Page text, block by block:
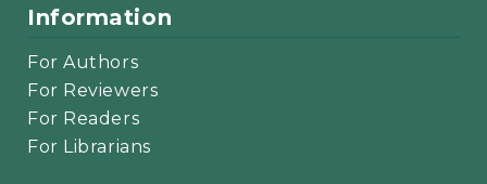
Information
For Authors
For Reviewers
For Readers
For Librarians